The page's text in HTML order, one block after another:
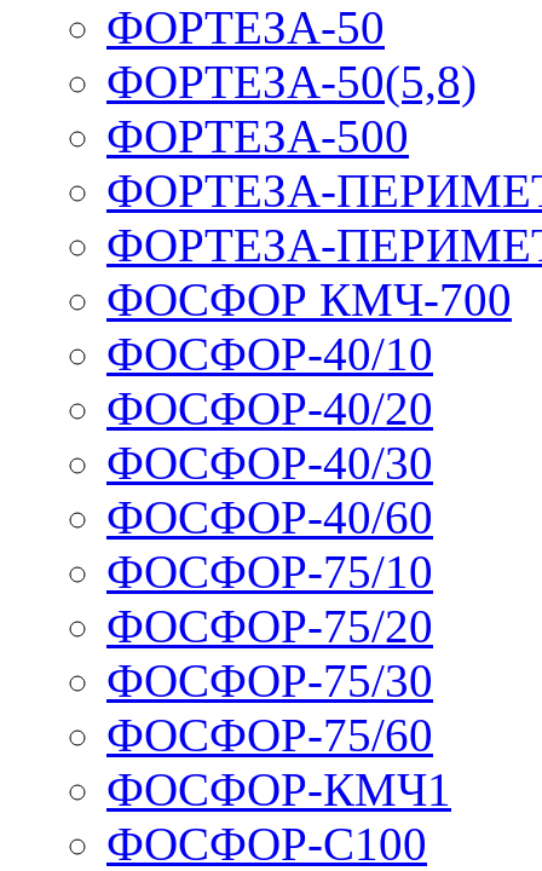
ФОРТЕЗА-50
ФОРТЕЗА-50(5,8)
ФОРТЕЗА-500
ФОРТЕЗА-
ФОРТЕЗА-
ФОСФОР КМЧ-700
ФОСФОР-40/10
ФОСФОР-40/20
ФОСФОР-40/30
ФОСФОР-40/60
ФОСФОР-75/10
ФОСФОР-75/20
ФОСФОР-75/30
ФОСФОР-75/60
ФОСФОР-КМЧ1
ФОСФОР-С100